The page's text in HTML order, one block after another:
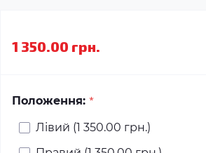
1 350.00 грн.
Положення: *
Лівий (1 350.00 грн.)